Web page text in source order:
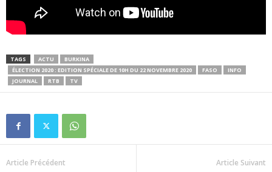
TAGS ACTU
BURKINA
ÉLECTION 2020 : EDITION SPÉCIALE DE 10H DU 22 NOVEMBRE 2020
FASO
INFO
JOURNAL
RTB TV
Article Précédent Article Suivant